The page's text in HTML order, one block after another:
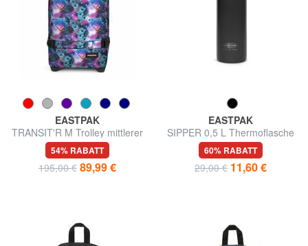
EASTPAK
TRANSIT'R M Trolley mittlerer
Größe
54% RABATT
195,00 € 89,99 €
EASTPAK
SIPPER 0,5 L Thermoflasche
60% RABATT
29,00 € 11,60 €